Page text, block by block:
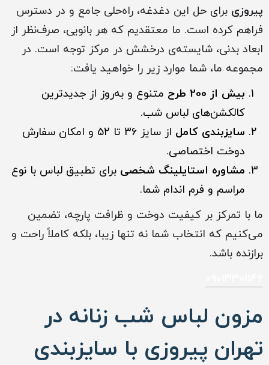
پیروزی برای حل این دغدغه، راه‌حلی جامع و در دسترس
فراهم کرده است. ما معتقدیم که هر بانویی، صرف‌نظر از
ابعاد بدنی، شایسته‌ی درخشش در مرکز توجه است. در
مجموعه ما، شما موارد زیر را خواهید یافت:
بیش از 200 طرح
متنوع و به‌روز از جدیدترین
کالکشن‌های لباس شب.
سایزبندی کامل
از سایز 36 تا 52 و امکان سفارش
دوخت اختصاصی.
مشاوره استایلینگ شخصی برای تطبیق لباس با نوع
مراسم و فرم اندام شما.
ما با تمرکز بر کیفیت دوخت و ظرافت پارچه، تضمین
می‌کنیم که انتخاب شما نه تنها زیبا، بلکه کاملاً راحت و
برازنده باشد.
مزون لباس شب زنانه در
تهران پیروزی با سایزبندی